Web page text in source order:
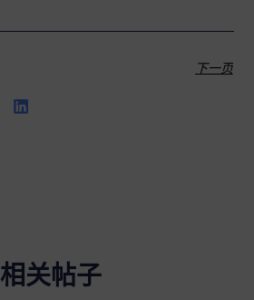
下一页
相关帖子